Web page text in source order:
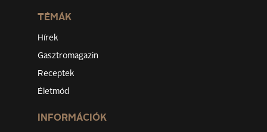
TÉMÁK
Hírek
Gasztromagazin
Receptek
Életmód
INFORMÁCIÓK